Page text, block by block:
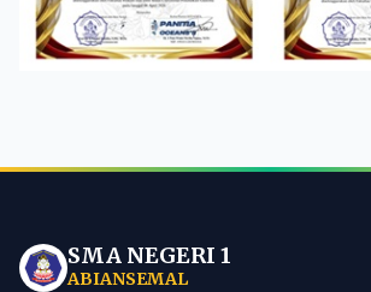
SMA NEGERI 1
ABIANSEMAL